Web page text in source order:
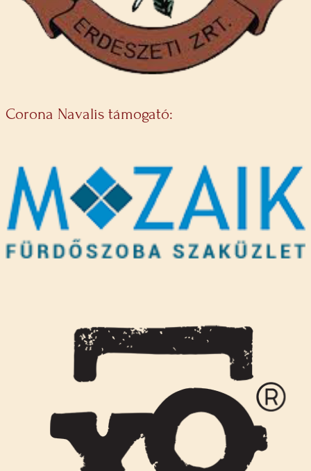
Corona Navalis támogató: